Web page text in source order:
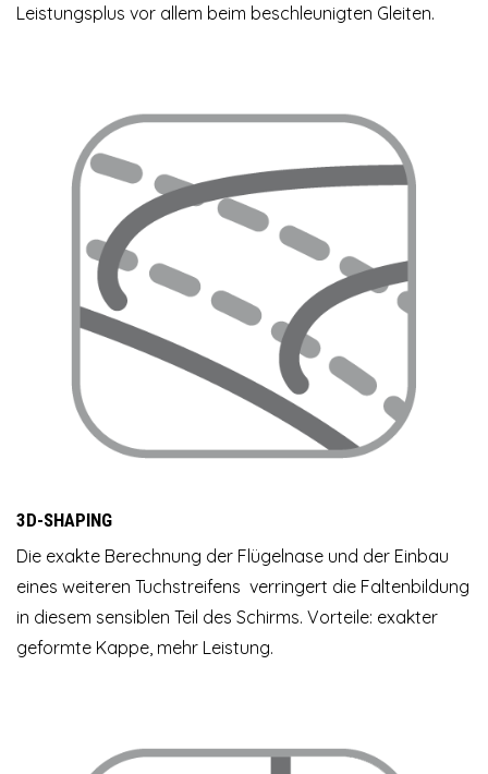
Leistungsplus vor allem beim beschleunigten Gleiten.
3D-SHAPING
Die exakte Berechnung der Flügelnase und der Einbau
eines weiteren Tuchstreifens verringert die Faltenbildung
in diesem sensiblen Teil des Schirms. Vorteile: exakter
geformte Kappe, mehr Leistung.